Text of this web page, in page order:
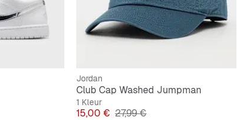
Jordan
Club Cap Washed Jumpman
1 Kleur
Prijs
15,00 € Originele Prijs
27,99 €